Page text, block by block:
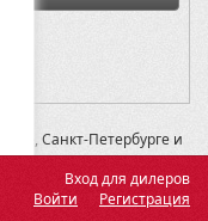
Вход для дилеров
Войти Регистрация
Санкт-Петербурге и
Санкт-Петербург, ул. 2-ой